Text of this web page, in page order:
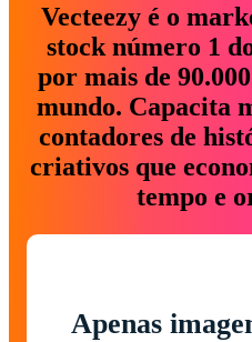
Vecteezy é o
stock número 1
por mais de
mundo. Capacita
contadores de
criativos que
tempo e
Apenas